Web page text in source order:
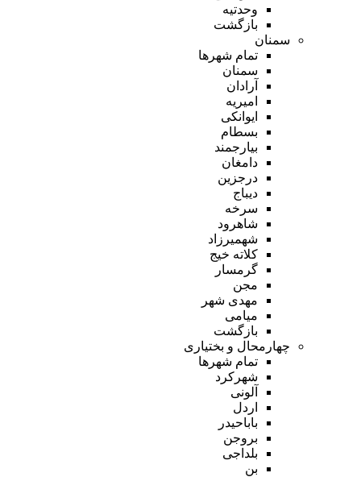
وحدتیه
بازگشت
سمنان
تمام شهر‌ها
سمنان
آرادان
امیریه
ایوانکی
بسطام
بیارجمند
دامغان
درجزین
دیباج
سرخه
شاهرود
شهمیرزاد
کلاته خیج
گرمسار
مجن
مهدی شهر
میامی
بازگشت
چهارمحال و بختیاری
تمام شهر‌ها
شهرکرد
آلونی
اردل
باباحیدر
بروجن
بلداجی
بن